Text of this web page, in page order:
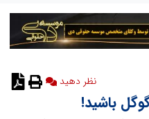
نظر دهید
باشید!